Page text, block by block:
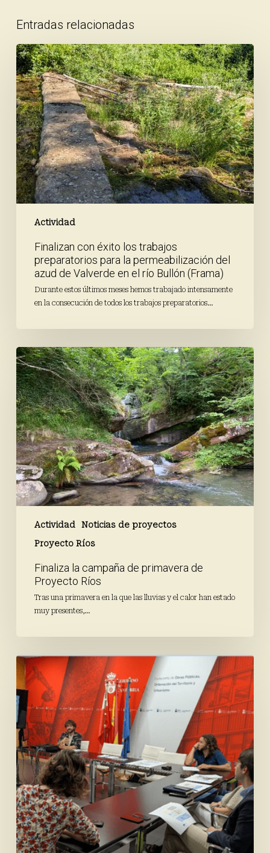
Entradas relacionadas
Actividad
Finalizan
con
éxito
los
trabajos
preparatorios
para
la
permeabilización
del
azud
de
Bullón
(Frama)
Finalizan con éxito los trabajos
preparatorios para la permeabilización del
azud de Valverde en el río Bullón (Frama)
Durante estos últimos meses hemos trabajado intensamente
en la consecución de todos los trabajos preparatorios…
Actividad
Noticias de proyectos
Proyecto Ríos
Finaliza
la
campaña
de
primavera
de
Proyecto
Ríos
Finaliza la campaña de primavera de
Proyecto Ríos
Tras una primavera en la que las lluvias y el calor han estado
muy presentes,…
Avanza
el
proceso
participativo
a
través
de
los
talleres
de
codiseño
con
las
administraciones